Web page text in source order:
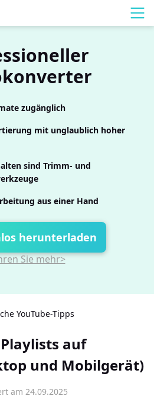
zugänglich
mit unglaublich hoher
sind Trimm- und
aus einer Hand
herunterladen
Sie mehr>
YouTube-Tipps
auf
und Mobilgerät)
am 24.09.2025